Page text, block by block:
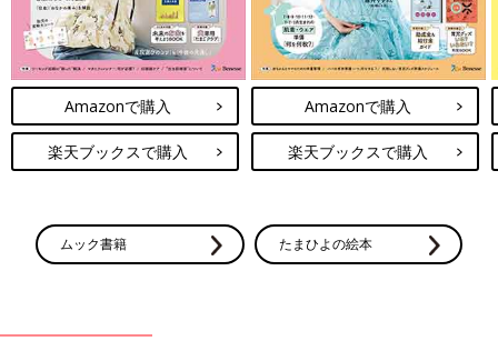
Amazonで購入
楽天ブックスで購入
Amazonで購入
楽天ブックスで購入
ムック書籍 たまひよの絵本